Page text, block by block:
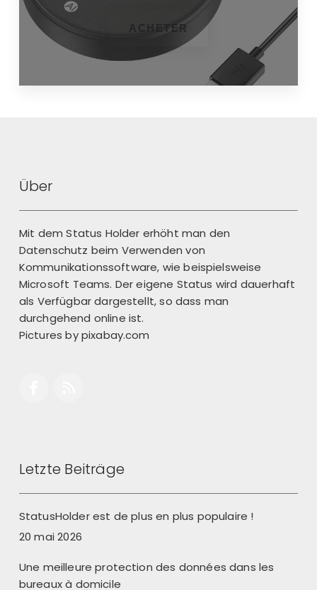
ACHETER
Über
Mit dem Status Holder erhöht man den
Datenschutz beim Verwenden von
Kommunikationssoftware, wie beispielsweise
Microsoft Teams. Der eigene Status wird dauerhaft
als Verfügbar dargestellt, so dass man
durchgehend online ist.
Pictures bypixabay.com
Letzte Beiträge
StatusHolder est de plus en plus populaire !
20 mai 2026
Une meilleure protection des données dans les
bureaux à domicile